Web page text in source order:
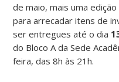
de maio, mais uma
para arrecadar itens de
ser entregues até o dia
do Bloco A da Sede
feira, das 8h às 21h.